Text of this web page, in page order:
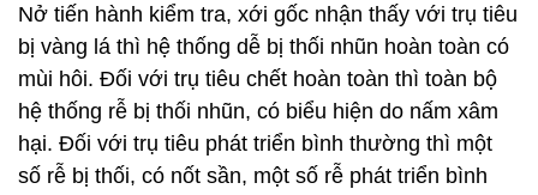
Nở tiến hành kiểm tra, xới gốc nhận thấy với trụ tiêu
bị vàng lá thì hệ thống dễ bị thối nhũn hoàn toàn có
mùi hôi. Đối với trụ tiêu chết hoàn toàn thì toàn bộ
hệ thống rễ bị thối nhũn, có biểu hiện do nấm xâm
hại. Đối với trụ tiêu phát triển bình thường thì một
số rễ bị thối, có nốt sần, một số rễ phát triển bình